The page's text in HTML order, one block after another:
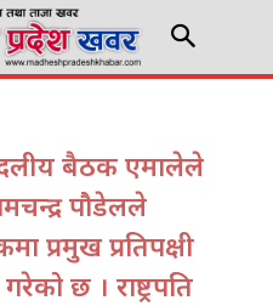
बैठक एमालेले
पौडेलले
प्रमुख प्रतिपक्षी
छ । राष्ट्रपति